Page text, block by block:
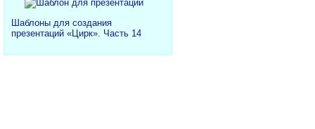
Шаблоны для создания
презентаций «Цирк». Часть 14